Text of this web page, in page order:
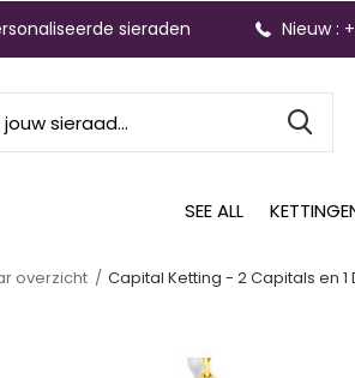
SEE ALL
sieraden Nieuw :
overzicht Capital Ketting - 2 Capitals en 1